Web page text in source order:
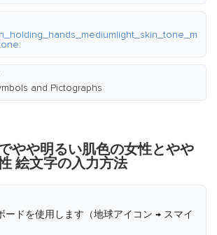
and Pictographs
やや明るい肌色の女性とやや
絵文字の入力方法
ードを使用します（地球アイコン → スマイ